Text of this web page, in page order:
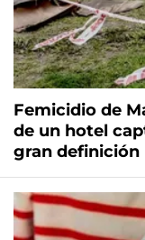
Femicidio de
de un hotel
gran definición